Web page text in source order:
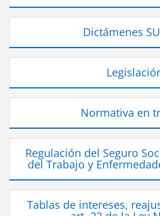
Dictámenes
Normativa en
Regulación del Seguro
del Trabajo y
Tablas de intereses,